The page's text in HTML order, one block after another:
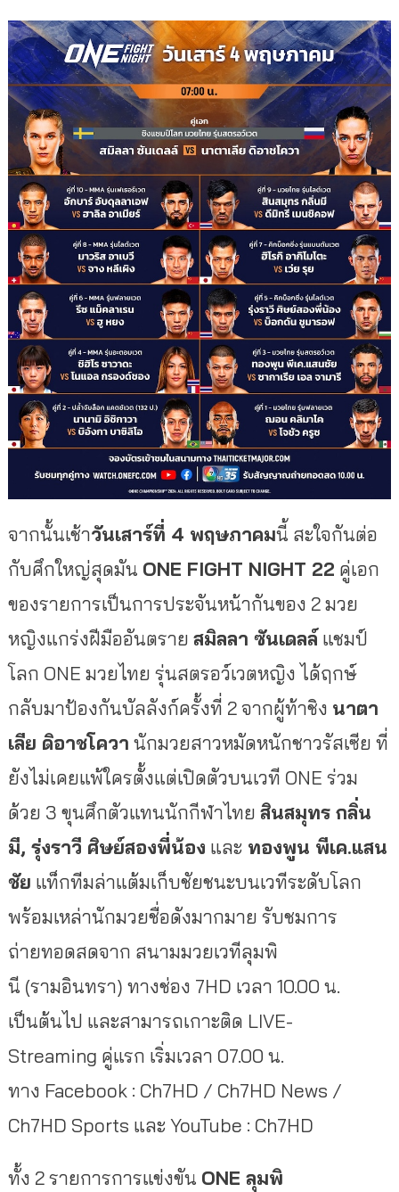
จากนั้นเช้าวันเสาร์ที่ 4 พฤษภาคมนี้ สะใจกันต่อ
กับศึกใหญ่สุดมัน ONE FIGHT NIGHT 22 คู่เอก
ของรายการเป็นการประจันหน้ากันของ 2 มวย
หญิงแกร่งฝีมืออันตราย สมิลลา ซันเดลล์ แชมป์
โลก ONE มวยไทย รุ่นสตรอว์เวตหญิง ได้ฤกษ์
กลับมาป้องกันบัลลังก์ครั้งที่ 2 จากผู้ท้าชิง นาตา
เลีย ดิอาชโควา นักมวยสาวหมัดหนักชาวรัสเซีย ที่
ยังไม่เคยแพ้ใครตั้งแต่เปิดตัวบนเวที ONE ร่วม
ด้วย 3 ขุนศึกตัวแทนนักกีฬาไทย สินสมุทร กลิ่น
มี, รุ่งราวี ศิษย์สองพี่น้อง และทองพูน พีเค.แสน
ชัย แท็กทีมล่าแต้มเก็บชัยชนะบนเวทีระดับโลก
พร้อมเหล่านักมวยชื่อดังมากมาย รับชมการ
ถ่ายทอดสดจาก สนามมวยเวทีลุมพิ
นี (รามอินทรา) ทางช่อง 7HD เวลา 10.00 น.
เป็นต้นไป และสามารถเกาะติด LIVE-
Streaming คู่แรก เริ่มเวลา 07.00 น.
ทาง Facebook : Ch7HD / Ch7HD News /
Ch7HD Sports และ YouTube : Ch7HD
ทั้ง 2 รายการการแข่งขัน ONE ลุมพิ